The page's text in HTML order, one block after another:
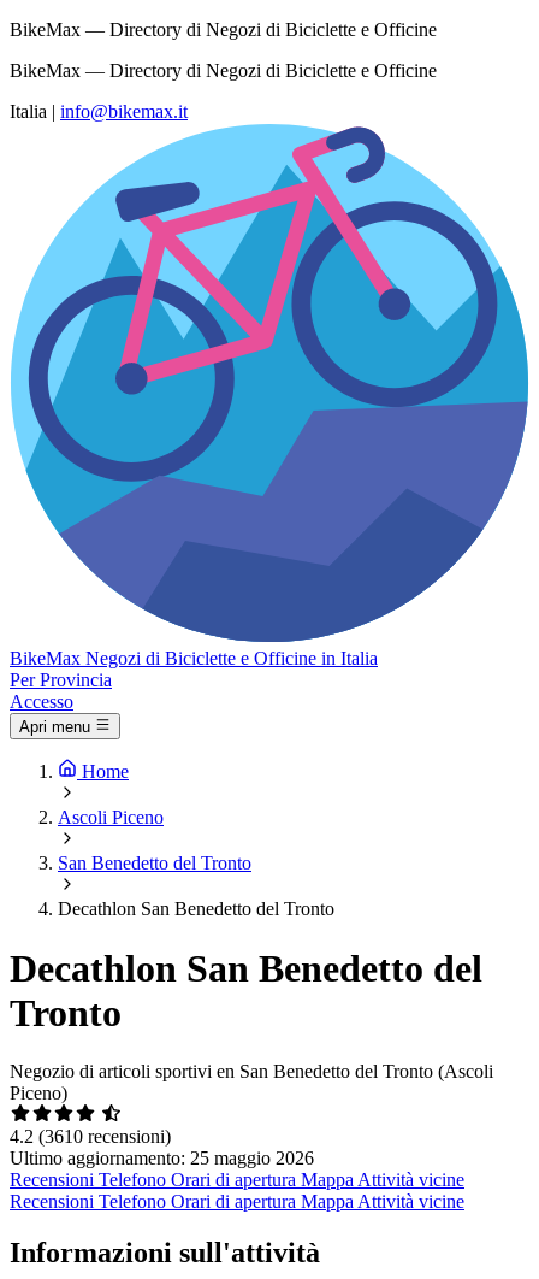
BikeMax — Directory di Negozi di Biciclette e Officine
BikeMax — Directory di Negozi di Biciclette e Officine
Italia | info@bikemax.it
BikeMax Negozi di Biciclette e Officine in Italia
Per Provincia
Accesso
Apri menu
Home
Ascoli Piceno
San Benedetto del Tronto
Decathlon San Benedetto del Tronto
Decathlon San Benedetto del
Tronto
Negozio di articoli sportivi en San Benedetto del Tronto (Ascoli
Piceno)
4.2 (3610 recensioni)
Ultimo aggiornamento: 25 maggio 2026
Recensioni Telefono Orari di apertura Mappa Attività vicine
Recensioni Telefono Orari di apertura Mappa Attività vicine
Informazioni sull'attività